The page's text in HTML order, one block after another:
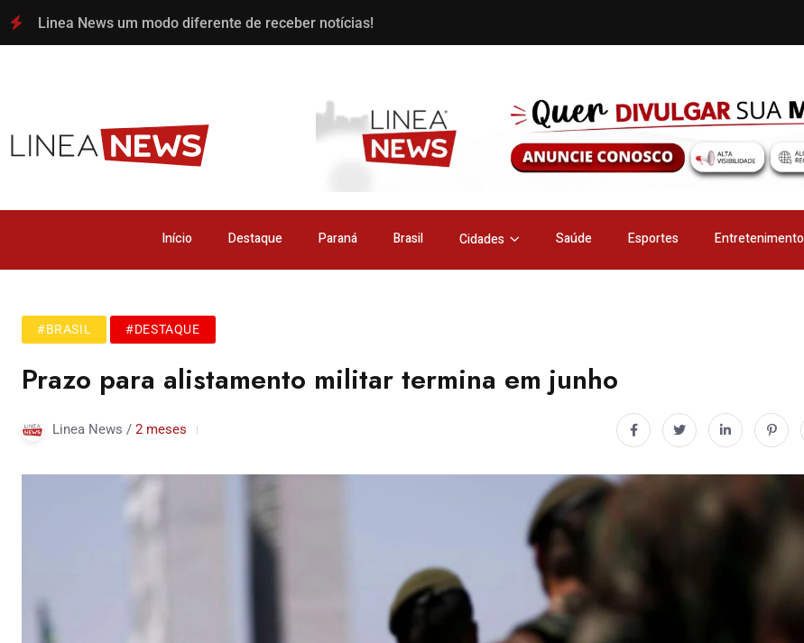
Linea News um modo diferente de receber notícias!
Início Destaque Paraná Brasil Cidades Saúde Esportes Entretenimento
#BRASIL #DESTAQUE
Prazo para alistamento militar termina em junho
Linea News / 2 meses